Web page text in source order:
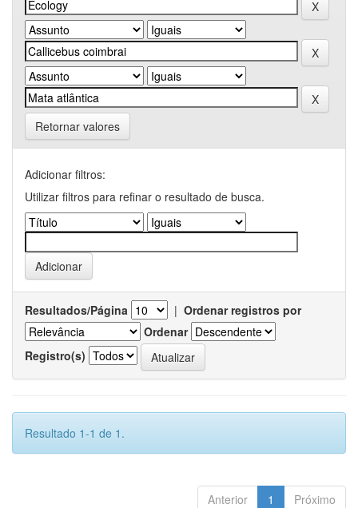
Retornar valores
Adicionar filtros:
Utilizar filtros para refinar o resultado de busca.
Resultados/Página | Ordenar registros por
Ordenar
Registro(s)
Resultado 1-1 de 1.
Anterior 1 Próximo